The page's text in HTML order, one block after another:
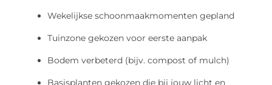
Wekelijkse schoonmaakmomenten gepland
Tuinzone gekozen voor eerste aanpak
Bodem verbeterd (bijv. compost of mulch)
Basisplanten gekozen die bij jouw licht en